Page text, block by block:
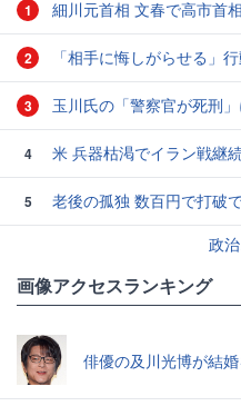
1 細川元首相 文春で高市首
2 「相手に悔しがらせる」
3 玉川氏の「警察官が死刑
4 米 兵器枯渇でイラン戦継
5
老後の孤独 数百円で打破
政
画像アクセスランキング
俳優の及川光博が結